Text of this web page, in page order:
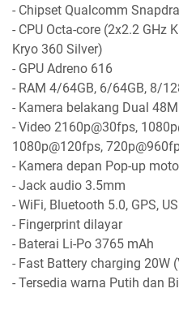
- Chipset Qualcomm
- CPU Octa-core (2x2.2 GHz
Kryo 360 Silver)
- GPU Adreno 616
- RAM 4/64GB, 6/64GB, 8/
- Kamera belakang Dual
- Video 2160p@30fps,
1080p@120fps,
- Kamera depan Pop-up
- Jack audio 3.5mm
- WiFi, Bluetooth 5.0, GPS,
- Fingerprint dilayar
- Baterai Li-Po 3765 mAh
- Fast Battery charging 20W
- Tersedia warna Putih dan